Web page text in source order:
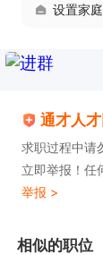
设置家
通才人
求职过程中请
立即举报！任
举报 >
相似的职位